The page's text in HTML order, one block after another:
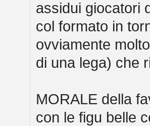
assidui giocatori
col formato in
ovviamente
di una lega) che
MORALE della
con le figu belle